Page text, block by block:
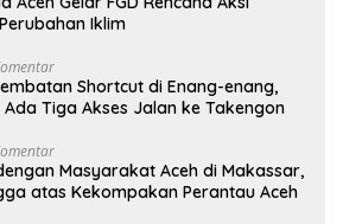
Iklim
Shortcut di Enang-enang,
Tiga Akses Jalan ke Takengon
Masyarakat Aceh di Makassar,
atas Kekompakan Perantau Aceh